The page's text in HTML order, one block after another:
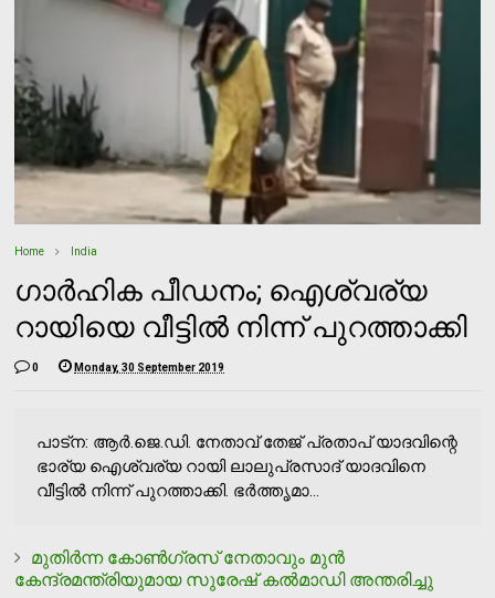
Home India
ഗാര്‍ഹിക പീഡനം; ഐശ്വര്യ
റായിയെ വീട്ടില്‍ നിന്ന് പുറത്താക്കി
0 Monday, 30 September 2019
പാട്‌ന: ആര്‍.ജെ.ഡി. നേതാവ് തേജ് പ്രതാപ് യാദവിന്റെ
ഭാര്യ ഐശ്വര്യ റായി ലാലുപ്രസാദ് യാദവിനെ
വീട്ടില്‍ നിന്ന് പുറത്താക്കി. ഭര്‍ത്തൃമാ...
മുതിർന്ന കോൺഗ്രസ് നേതാവും മുൻ
കേന്ദ്രമന്ത്രിയുമായ സുരേഷ് കൽമാഡി അന്തരിച്ചു